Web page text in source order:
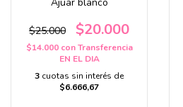
$25.000 $20.000
$14.000 con Transferencia
EN EL DIA
3 cuotas sin interés de
$6.666,67